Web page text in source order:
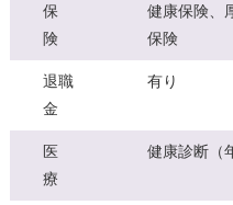
保
険
健康保険、
保険
退職
金
有り
医
療
健康診断（